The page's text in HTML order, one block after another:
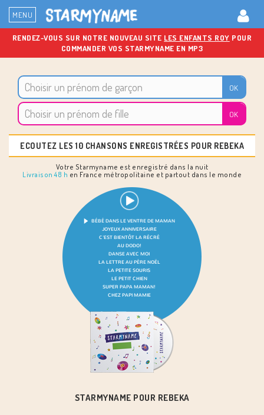
MENU
RENDEZ-VOUS SUR NOTRE NOUVEAU SITE LES ENFANTS ROY POUR
COMMANDER VOS STARMYNAME EN MP3
ECOUTEZ LES 10 CHANSONS ENREGISTRÉES POUR REBEKA
Votre Starmyname est enregistré dans la nuit
Livraison 48 h en France métropolitaine et partout dans le monde
STARMYNAME POUR REBEKA